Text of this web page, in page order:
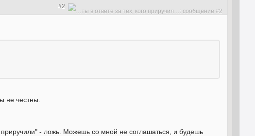
#2
не честны.
- ложь. Можешь со мной не соглашаться, и будешь